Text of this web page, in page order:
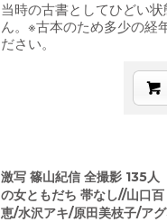
当時の古書としてひどい
ん。※古本のため多少の経
ださい。
激写 篠山紀信 全撮影 135人
の女ともだち 帯なし//山口百
恵/水沢アキ/原田美枝子/ア